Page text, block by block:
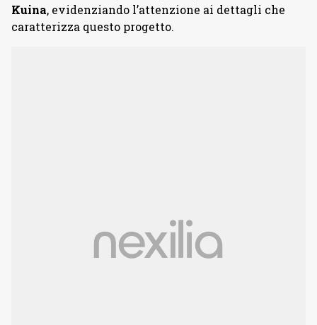
Kuina, evidenziando l’attenzione ai dettagli che
caratterizza questo progetto.